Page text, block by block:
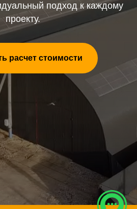
подход к каждому
проекту.
расчет стоимости